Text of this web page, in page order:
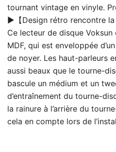
tournant vintage en vinyle.
▶【Design rétro rencontre la
Ce lecteur de disque Voksun
MDF, qui est enveloppée
de noyer. Les haut-parleurs
aussi beaux que le tourne-
bascule un médium et un
d’entraînement du tourne-
la rainure à l’arrière du
cela en compte lors de